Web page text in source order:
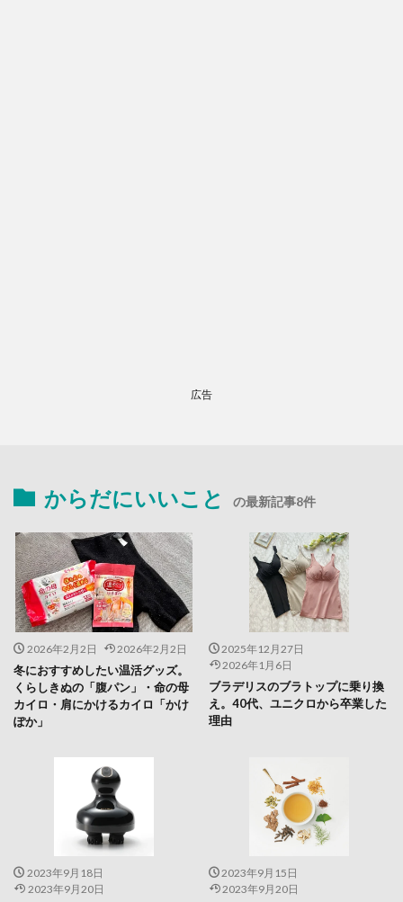
広告
からだにいいこと の最新記事8件
2026年2月2日 2026年2月2日
冬におすすめしたい温活グッズ。
くらしきぬの「腹パン」・命の母
カイロ・肩にかけるカイロ「かけ
ぽか」
2025年12月27日
2026年1月6日
ブラデリスのブラトップに乗り換
え。40代、ユニクロから卒業した
理由
2023年9月18日
2023年9月20日
2023年9月15日
2023年9月20日